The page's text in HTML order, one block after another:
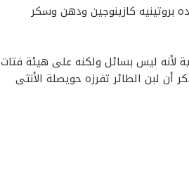
بروتينيه كازينوجين ودهن وسكر
لأنه ليس بسائل ولكنه على هيئة فتات
أن لبن الطائر تفرزه حويصلة الأنثى